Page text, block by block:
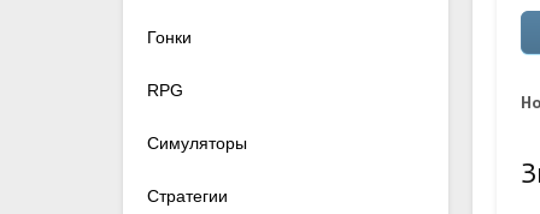
Гонки
RPG
Симуляторы
Стратегии